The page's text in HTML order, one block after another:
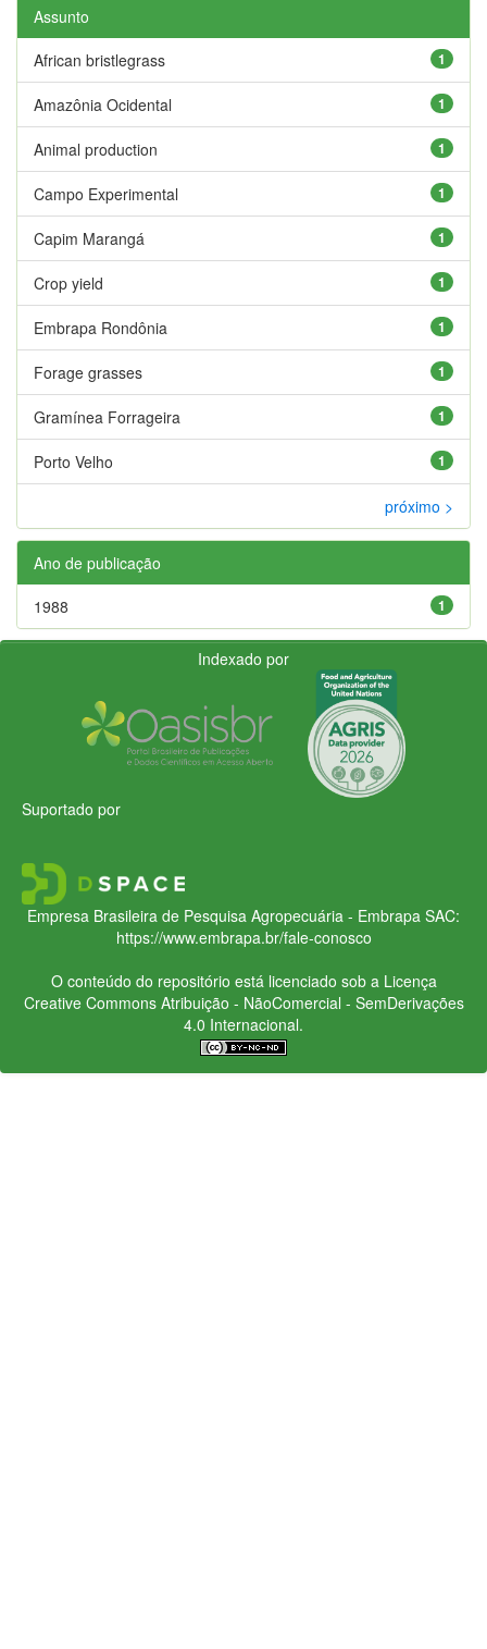
Assunto
1
African bristlegrass
1
Amazônia Ocidental
1
Animal production
1
Campo Experimental
1
Capim Marangá
1
Crop yield
1
Embrapa Rondônia
1
Forage grasses
1
Gramínea Forrageira
1
Porto Velho
próximo >
Ano de publicação
1
1988
Indexado por
Suportado por
Empresa Brasileira de Pesquisa Agropecuária - Embrapa SAC:
https://www.embrapa.br/fale-conosco
O conteúdo do repositório está licenciado sob a Licença
Creative CommonsAtribuição - NãoComercial - SemDerivações
4.0 Internacional.